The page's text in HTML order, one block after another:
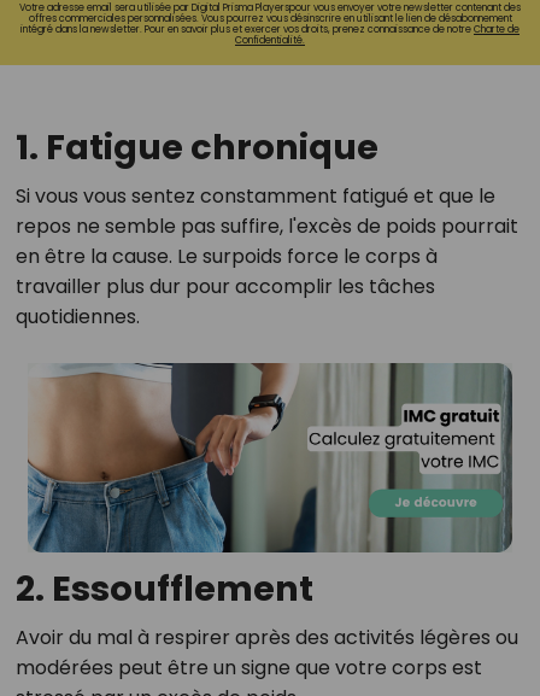
Votre adresse email sera utilisée par Digital Prisma Playerspour vous envoyer votre newsletter contenant des
offres commerciales personnalisées. Vous pourrez vous désinscrire en utilisant le lien de désabonnement
intégré dans la newsletter. Pour en savoir plus et exercer vos droits, prenez connaissance de notreCharte de
Confidentialité.
1. Fatigue chronique
Si vous vous sentez constamment fatigué et que le
repos ne semble pas suffire, l'excès de poids pourrait
en être la cause. Le surpoids force le corps à
travailler plus dur pour accomplir les tâches
quotidiennes.
2. Essoufflement
Avoir du mal à respirer après des activités légères ou
modérées peut être un signe que votre corps est